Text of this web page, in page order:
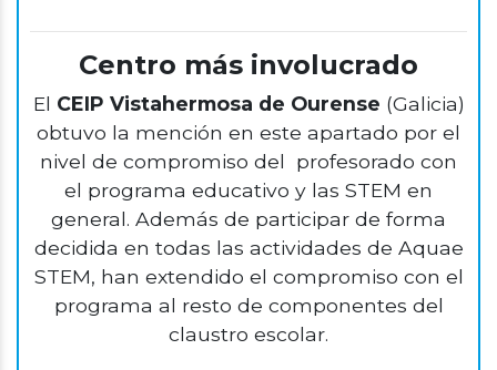
Centro más involucrado
El CEIP Vistahermosa de Ourense (Galicia)
obtuvo la mención en este apartado por el
nivel de compromiso del profesorado con
el programa educativo y las STEM en
general. Además de participar de forma
decidida en todas las actividades de Aquae
STEM, han extendido el compromiso con el
programa al resto de componentes del
claustro escolar.